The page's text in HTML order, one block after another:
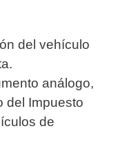
del vehículo
análogo,
del Impuesto
de